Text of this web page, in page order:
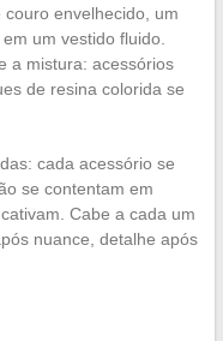
envelhecido, um
um vestido fluido.
a mistura: acessórios
de resina colorida se
cada acessório se
se contentam em
Cabe a cada um
nuance, detalhe após